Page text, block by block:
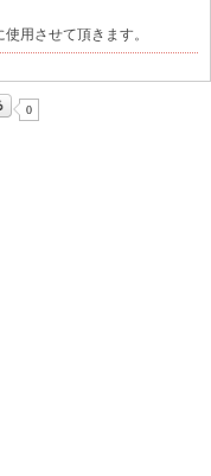
用させて頂きます。
0